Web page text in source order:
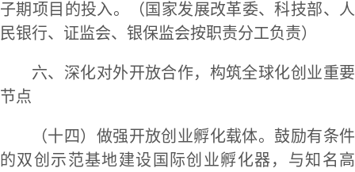
子期项目的投入。（国家发展改革委、科技部、人
民银行、证监会、银保监会按职责分工负责）
六、深化对外开放合作，构筑全球化创业重要
节点
（十四）做强开放创业孵化载体。鼓励有条件
的双创示范基地建设国际创业孵化器，与知名高